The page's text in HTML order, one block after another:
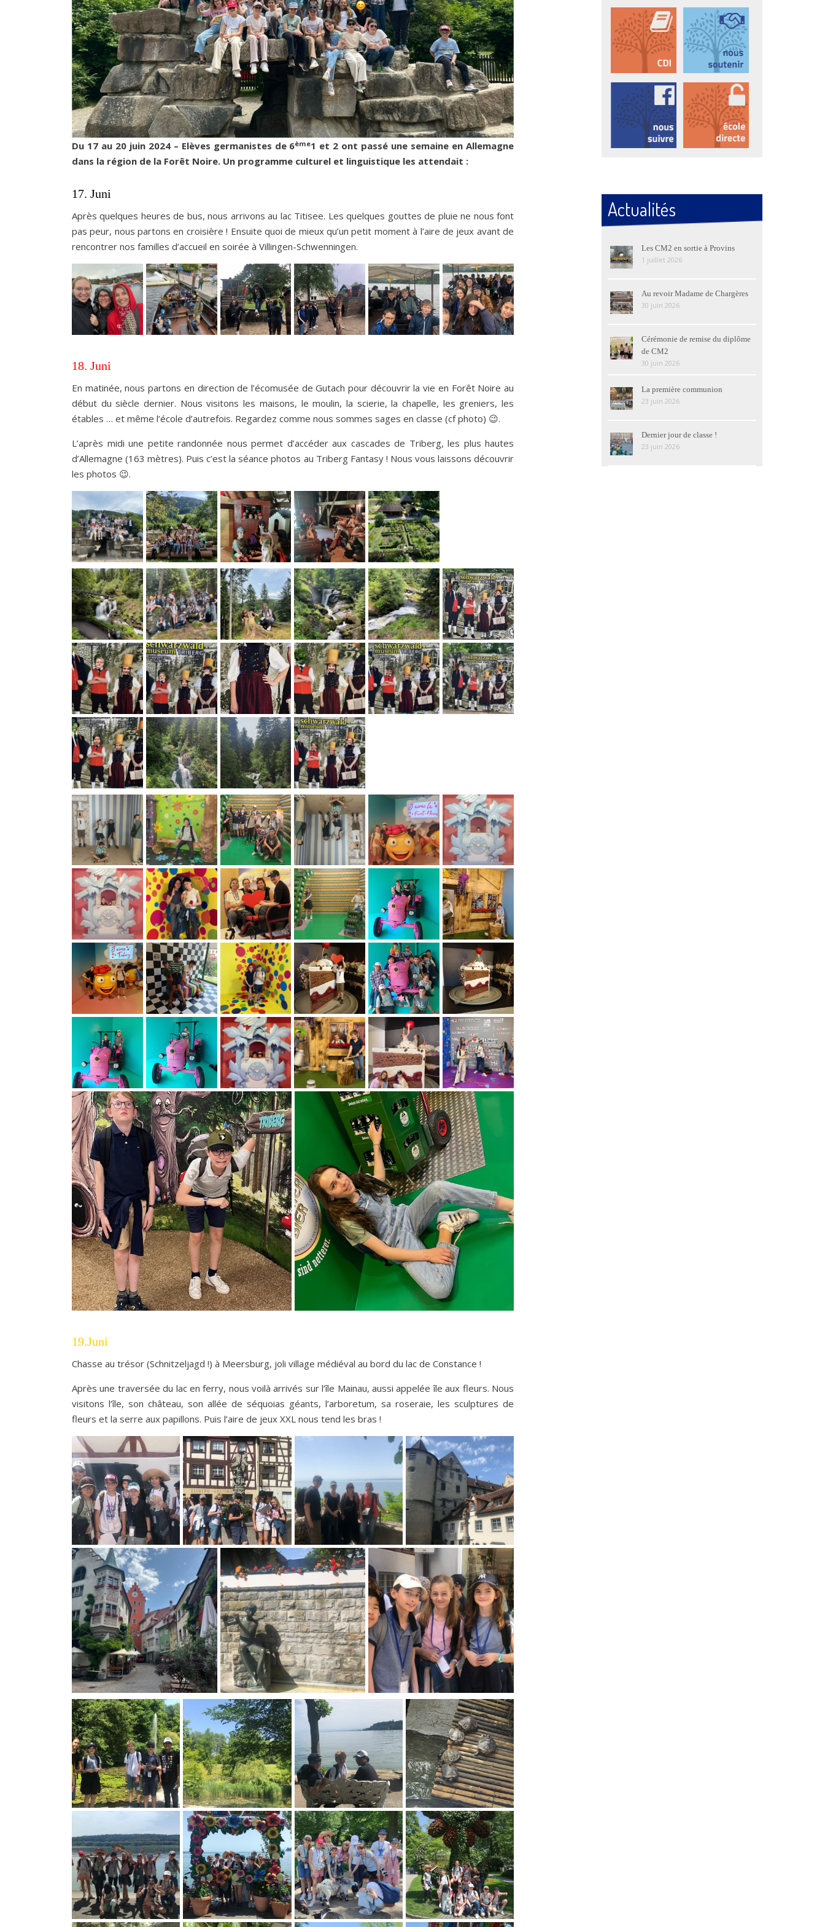
Du 17 au 20 juin 2024 – Elèves germanistes de 6ème1 et 2 ont passé une semaine en Allemagne
dans la région de la Forêt Noire. Un programme culturel et linguistique les attendait :
17. Juni
Après quelques heures de bus, nous arrivons au lac Titisee. Les quelques gouttes de pluie ne nous font
pas peur, nous partons en croisière ! Ensuite quoi de mieux qu’un petit moment à l’aire de jeux avant de
rencontrer nos familles d’accueil en soirée à Villingen-Schwenningen.
18. Juni
En matinée, nous partons en direction de l’écomusée de Gutach pour découvrir la vie en Forêt Noire au
début du siècle dernier. Nous visitons les maisons, le moulin, la scierie, la chapelle, les greniers, les
étables … et même l’école d’autrefois. Regardez comme nous sommes sages en classe (cf photo) 😉.
L’après midi une petite randonnée nous permet d’accéder aux cascades de Triberg, les plus hautes
d’Allemagne (163 mètres). Puis c’est la séance photos au Triberg Fantasy ! Nous vous laissons découvrir
les photos 😉.
19.Juni
Chasse au trésor (Schnitzeljagd !) à Meersburg, joli village médiéval au bord du lac de Constance !
Après une traversée du lac en ferry, nous voilà arrivés sur l’île Mainau, aussi appelée île aux fleurs. Nous
visitons l’île, son château, son allée de séquoias géants, l’arboretum, sa roseraie, les sculptures de
fleurs et la serre aux papillons. Puis l’aire de jeux XXL nous tend les bras !
Actualités
Les CM2 en sortie à Provins
1 juillet 2026
Au revoir Madame de Chargères
30 juin 2026
Cérémonie de remise du diplôme
de CM2
30 juin 2026
La première communion
23 juin 2026
Dernier jour de classe !
23 juin 2026